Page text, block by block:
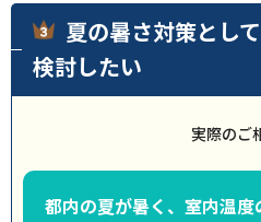
夏の暑さ対策とし
検討したい
実際のご
都内の夏が暑く、室内温